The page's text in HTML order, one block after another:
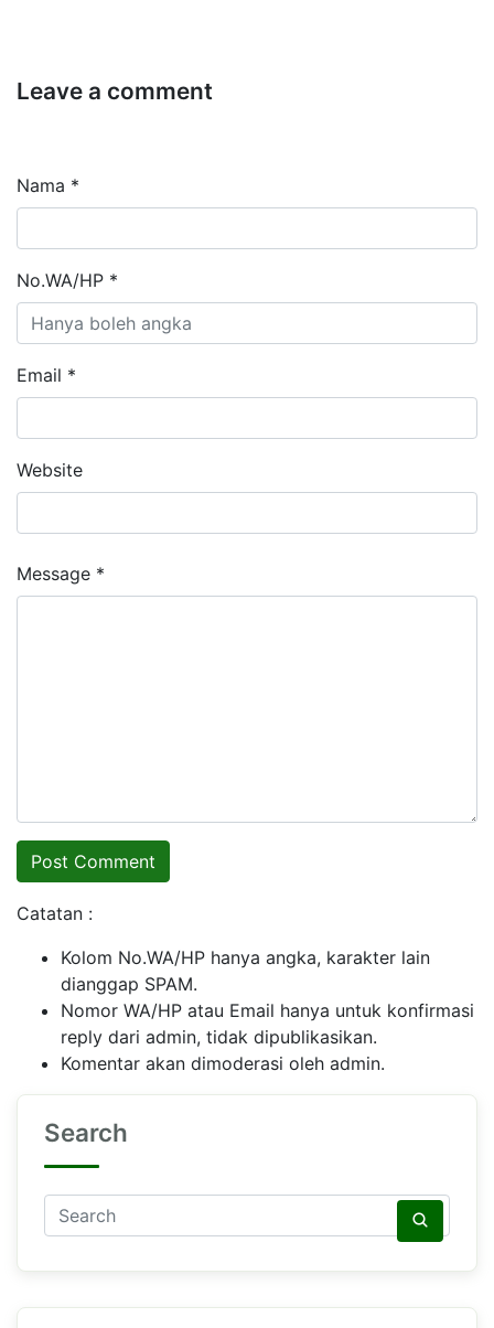
Leave a comment
Nama *
No.WA/HP *
Email *
Website
Message *
Catatan :
Kolom No.WA/HP hanya angka, karakter lain
dianggap SPAM.
Nomor WA/HP atau Email hanya untuk konfirmasi
reply dari admin, tidak dipublikasikan.
Komentar akan dimoderasi oleh admin.
Search